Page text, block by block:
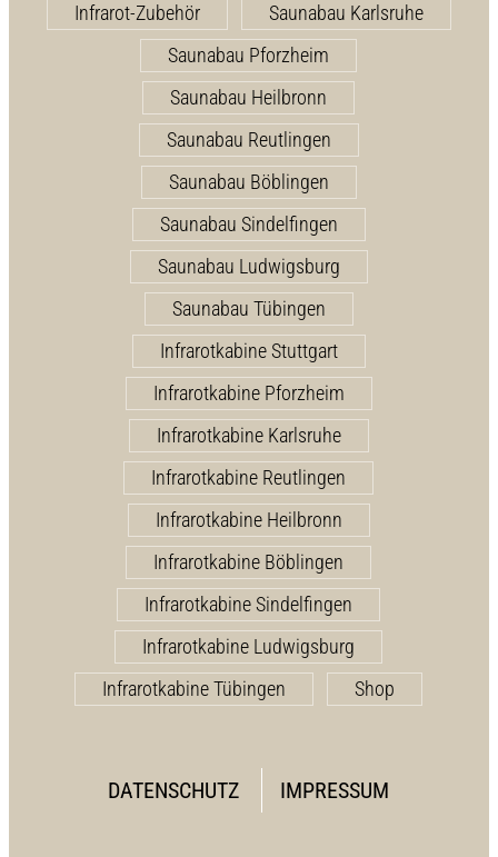
DATENSCHUTZ IMPRESSUM
Infrarot-Zubehör
Saunabau Karlsruhe
Saunabau Pforzheim
Saunabau Heilbronn
Saunabau Reutlingen
Saunabau Böblingen
Saunabau Sindelfingen
Saunabau Ludwigsburg
Saunabau Tübingen
Infrarotkabine Stuttgart
Infrarotkabine Pforzheim
Infrarotkabine Karlsruhe
Infrarotkabine Reutlingen
Infrarotkabine Heilbronn
Infrarotkabine Böblingen
Infrarotkabine Sindelfingen
Infrarotkabine Ludwigsburg
Infrarotkabine Tübingen
Shop